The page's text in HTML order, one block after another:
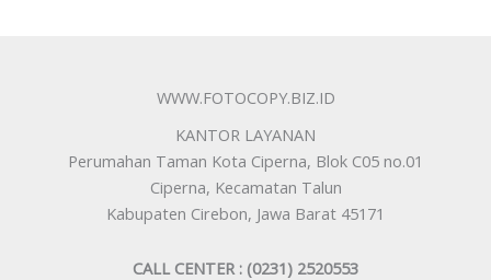
WWW.FOTOCOPY.BIZ.ID
KANTOR LAYANAN
Perumahan Taman Kota Ciperna, Blok C05 no.01
Ciperna, Kecamatan Talun
Kabupaten Cirebon, Jawa Barat 45171
CALL CENTER : (0231) 2520553